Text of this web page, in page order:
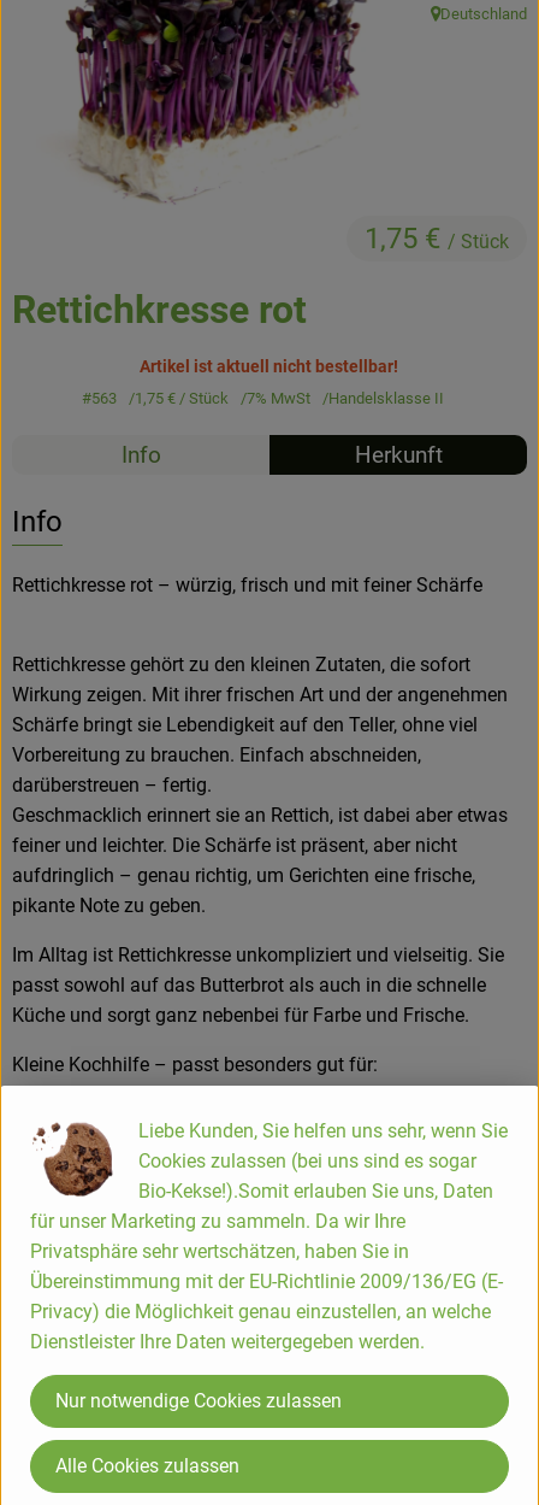
Kühltheke
Backstube
Küchenzauber
Über den Tag
Service
Hofladen
Rettichkresse rot
1,75 € / Stück
, Herkunft:
Deutschland
Artikel ist aktuell nicht bestellbar!
#563 1,75 €/ Stück 7% MwSt Handelsklasse II
Info Herkunft
Info
Rettichkresse rot – würzig, frisch und mit feiner Schärfe
Rettichkresse gehört zu den kleinen Zutaten, die sofort
Wirkung zeigen. Mit ihrer frischen Art und der angenehmen
Schärfe bringt sie Lebendigkeit auf den Teller, ohne viel
Vorbereitung zu brauchen. Einfach abschneiden,
darüberstreuen – fertig.
Geschmacklich erinnert sie an Rettich, ist dabei aber etwas
feiner und leichter. Die Schärfe ist präsent, aber nicht
aufdringlich – genau richtig, um Gerichten eine frische,
pikante Note zu geben.
Im Alltag ist Rettichkresse unkompliziert und vielseitig. Sie
passt sowohl auf das Butterbrot als auch in die schnelle
Küche und sorgt ganz nebenbei für Farbe und Frische.
Kleine Kochhilfe – passt besonders gut für:
– Salate und Bowls
– Suppen und Eintöpfe als frisches Topping
– Eiergerichte und herzhafte Snacks
Wissenswert:
Rettichkresse zählt zu den Microgreens und wird sehr jung
geerntet. Dadurch ist sie besonders aromatisch und enthält
viele wertvolle Inhaltsstoffe – schon eine kleine Menge reicht
aus, um Geschmack und Frische ins Gericht zu bringen.
Produktinformationen
Liebe Kunden, Sie helfen uns sehr, wenn Sie
Cookies zulassen (bei uns sind es sogar
Bio-Kekse!).Somit erlauben Sie uns, Daten
für unser Marketing zu sammeln. Da wir Ihre
Privatsphäre sehr wertschätzen, haben Sie in
Übereinstimmung mit der EU-Richtlinie 2009/136/EG (E-
Privacy) die Möglichkeit genau einzustellen, an welche
Dienstleister Ihre Daten weitergegeben werden.
Nur notwendige Cookies zulassen
Alle Cookies zulassen